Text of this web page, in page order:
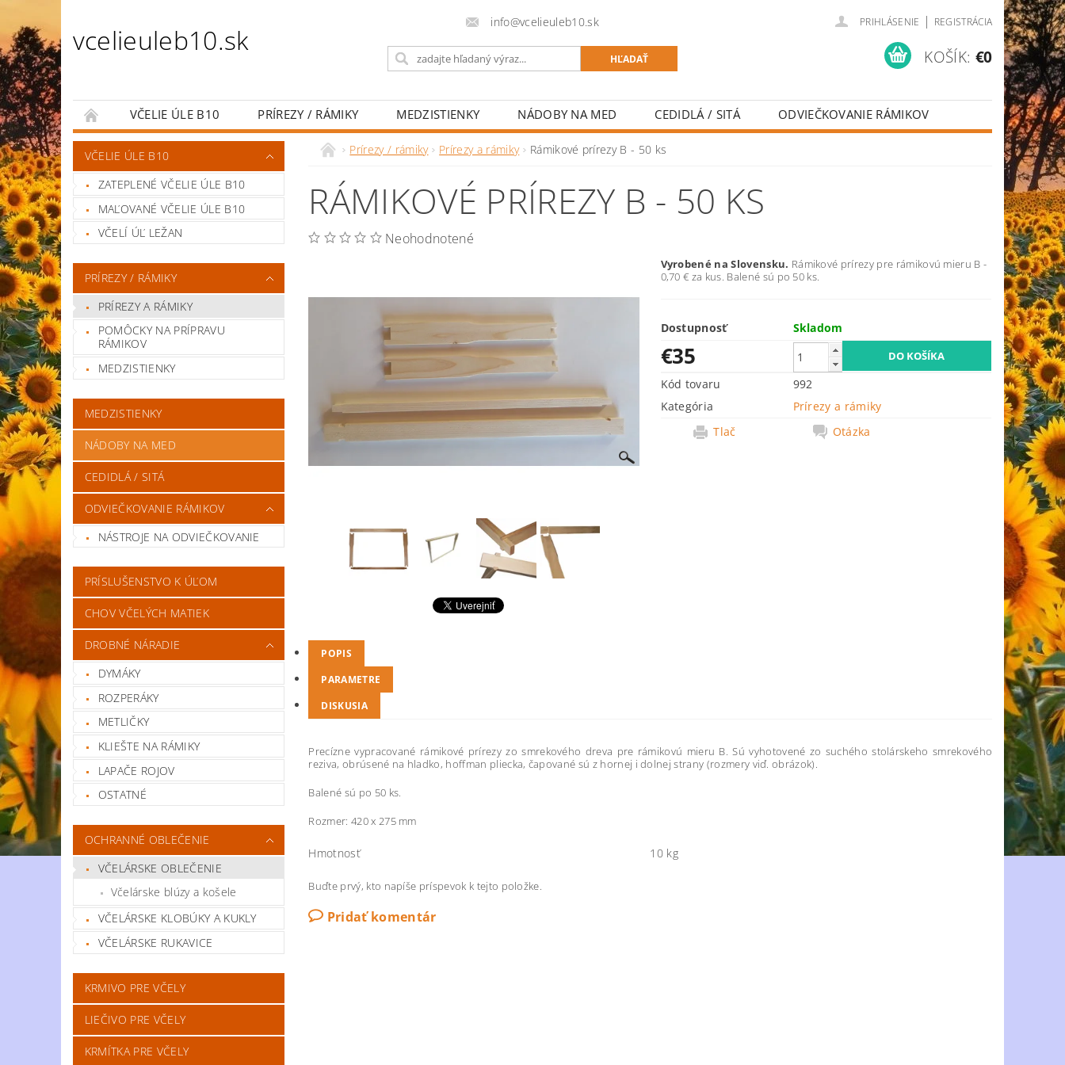
vcelieuleb10.sk
info@vcelieuleb10.sk PRIHLÁSENIE | REGISTRÁCIA
KOŠÍK: €0
VČELIE ÚLE B10 PRÍREZY / RÁMIKY MEDZISTIENKY NÁDOBY NA MED CEDIDLÁ / SITÁ
ODVIEČKOVANIE RÁMIKOV
PRÍSLUŠENSTVO K ÚĽOM
CHOV VČELÝCH MATIEK DROBNÉ NÁRADIE OCHRANNÉ OBLEČENIE
LIEČIVO PRE VČELY
KRMÍTKA PRE VČELY
VČELIE ÚLE B10
ZATEPLENÉ VČELIE ÚLE B10
MAĽOVANÉ VČELIE ÚLE B10
VČELÍ ÚĽ LEŽAN
PRÍREZY / RÁMIKY
PRÍREZY A RÁMIKY
POMÔCKY NA PRÍPRAVU
RÁMIKOV
MEDZISTIENKY
MEDZISTIENKY
NÁDOBY NA MED
CEDIDLÁ / SITÁ
ODVIEČKOVANIE RÁMIKOV
NÁSTROJE NA ODVIEČKOVANIE
PRÍSLUŠENSTVO K ÚĽOM
CHOV VČELÝCH MATIEK
DROBNÉ NÁRADIE
DYMÁKY
ROZPERÁKY
METLIČKY
KLIEŠTE NA RÁMIKY
LAPAČE ROJOV
OSTATNÉ
OCHRANNÉ OBLEČENIE
VČELÁRSKE OBLEČENIE
Včelárske blúzy a košele
VČELÁRSKE KLOBÚKY A KUKLY
VČELÁRSKE RUKAVICE
KRMIVO PRE VČELY
LIEČIVO PRE VČELY
KRMÍTKA PRE VČELY
Prírezy / rámiky Prírezy a rámiky Rámikové prírezy B - 50 ks
RÁMIKOVÉ PRÍREZY B - 50 KS
Neohodnotené
Vyrobené na Slovensku. Rámikové prírezy pre rámikovú mieru B -
0,70 € za kus. Balené sú po 50 ks.
Dostupnosť Skladom
€35
Kód tovaru
992
Kategória
Prírezy a rámiky
Tlač
Otázka
POPIS
PARAMETRE
DISKUSIA
Precízne vypracované rámikové prírezy zo smrekového dreva pre rámikovú mieru B. Sú vyhotovené zo suchého stolárskeho smrekového
reziva, obrúsené na hladko, hoffman pliecka, čapované sú z hornej i dolnej strany (rozmery viď. obrázok).
Balené sú po 50 ks.
Rozmer: 420 x 275 mm
Hmotnosť 10 kg
Buďte prvý, kto napíše príspevok k tejto položke.
Pridať komentár